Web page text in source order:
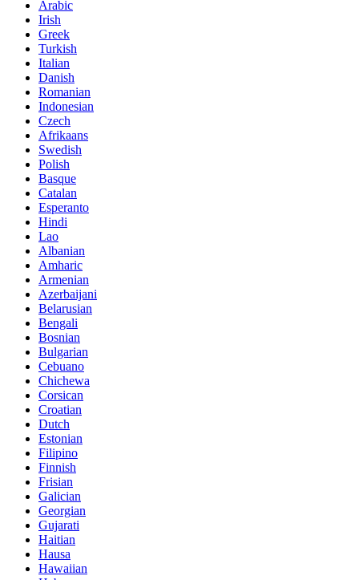
Arabic
Irish
Greek
Turkish
Italian
Danish
Romanian
Indonesian
Czech
Afrikaans
Swedish
Polish
Basque
Catalan
Esperanto
Hindi
Lao
Albanian
Amharic
Armenian
Azerbaijani
Belarusian
Bengali
Bosnian
Bulgarian
Cebuano
Chichewa
Corsican
Croatian
Dutch
Estonian
Filipino
Finnish
Frisian
Galician
Georgian
Gujarati
Haitian
Hausa
Hawaiian